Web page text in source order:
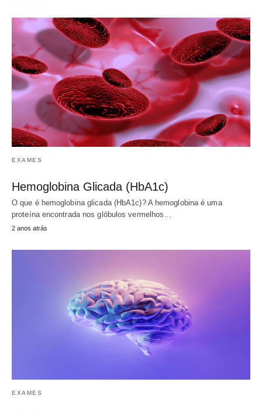
EXAMES
Hemoglobina Glicada (HbA1c)
O que é hemoglobina glicada (HbA1c)? A hemoglobina é uma
proteína encontrada nos glóbulos vermelhos…
2 anos atrás
EXAMES